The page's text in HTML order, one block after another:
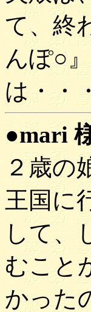
て、終
んぽ○
は・・
●mari
２歳の
王国に
して、
むこと
かった